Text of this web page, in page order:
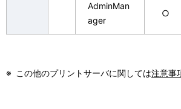
AdminMan
ager
○
※ この他のプリントサーバに関しては注意事